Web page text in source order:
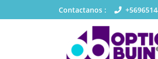
Contactanos :